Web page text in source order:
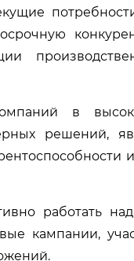
в
решений,
работать
кампании,